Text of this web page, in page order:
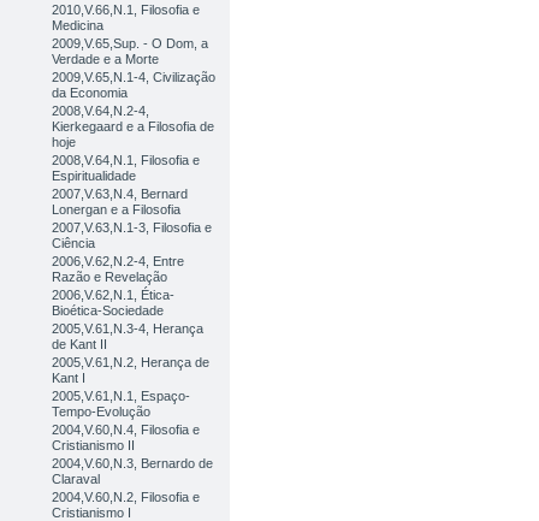
2010,V.66,N.1, Filosofia e
Medicina
2009,V.65,Sup. - O Dom, a
Verdade e a Morte
2009,V.65,N.1-4, Civilização
da Economia
2008,V.64,N.2-4,
Kierkegaard e a Filosofia de
hoje
2008,V.64,N.1, Filosofia e
Espiritualidade
2007,V.63,N.4, Bernard
Lonergan e a Filosofia
2007,V.63,N.1-3, Filosofia e
Ciência
2006,V.62,N.2-4, Entre
Razão e Revelação
2006,V.62,N.1, Ética-
Bioética-Sociedade
2005,V.61,N.3-4, Herança
de Kant II
2005,V.61,N.2, Herança de
Kant I
2005,V.61,N.1, Espaço-
Tempo-Evolução
2004,V.60,N.4, Filosofia e
Cristianismo II
2004,V.60,N.3, Bernardo de
Claraval
2004,V.60,N.2, Filosofia e
Cristianismo I